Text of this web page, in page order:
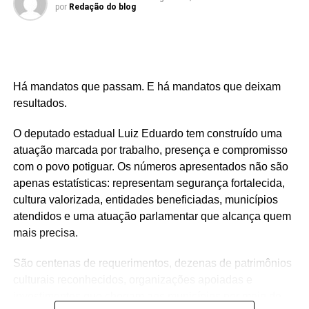
por Redação do blog
Há mandatos que passam. E há mandatos que deixam
resultados.
O deputado estadual Luiz Eduardo tem construído uma
atuação marcada por trabalho, presença e compromisso
com o povo potiguar. Os números apresentados não são
apenas estatísticas: representam segurança fortalecida,
cultura valorizada, entidades beneficiadas, municípios
atendidos e uma atuação parlamentar que alcança quem
mais precisa.
São centenas de requerimentos, dezenas de patrimônios